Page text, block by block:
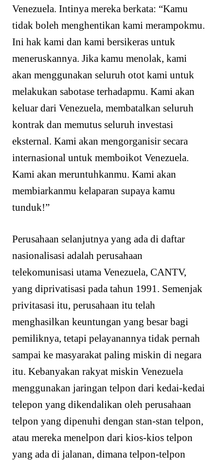
Venezuela. Intinya mereka berkata: “Kamu
tidak boleh menghentikan kami merampokmu.
Ini hak kami dan kami bersikeras untuk
meneruskannya. Jika kamu menolak, kami
akan menggunakan seluruh otot kami untuk
melakukan sabotase terhadapmu. Kami akan
keluar dari Venezuela, membatalkan seluruh
kontrak dan memutus seluruh investasi
eksternal. Kami akan mengorganisir secara
internasional untuk memboikot Venezuela.
Kami akan meruntuhkanmu. Kami akan
membiarkanmu kelaparan supaya kamu
tunduk!”
Perusahaan selanjutnya yang ada di daftar
nasionalisasi adalah perusahaan
telekomunisasi utama Venezuela, CANTV,
yang diprivatisasi pada tahun 1991. Semenjak
privitasasi itu, perusahaan itu telah
menghasilkan keuntungan yang besar bagi
pemiliknya, tetapi pelayanannya tidak pernah
sampai ke masyarakat paling miskin di negara
itu. Kebanyakan rakyat miskin Venezuela
menggunakan jaringan telpon dari kedai-kedai
telepon yang dikendalikan oleh perusahaan
telpon yang dipenuhi dengan stan-stan telpon,
atau mereka menelpon dari kios-kios telpon
yang ada di jalanan, dimana telpon-telpon